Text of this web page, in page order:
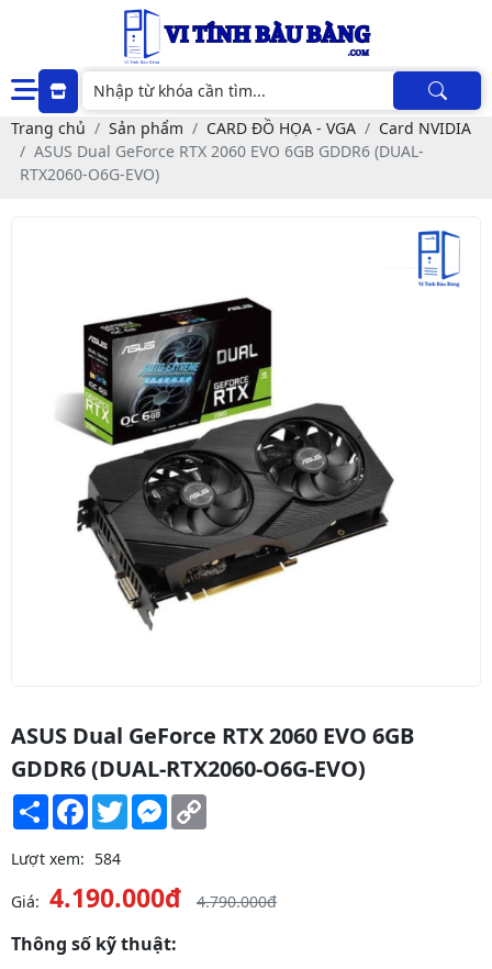
Trang chủ Sản phẩm CARD ĐỒ HỌA - VGA
Card NVIDIA
ASUS Dual GeForce RTX 2060 EVO 6GB GDDR6 (DUAL-
RTX2060-O6G-EVO)
ASUS Dual GeForce RTX 2060 EVO 6GB
GDDR6 (DUAL-RTX2060-O6G-EVO)
Share Facebook
TwitterMessenger
Lượt xem: 584
Giá: 4.190.000đ 4.790.000đ
Thông số kỹ thuật: